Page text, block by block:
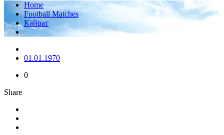
Home
Football Matches
Кайрат
01.01.1970
0
Share